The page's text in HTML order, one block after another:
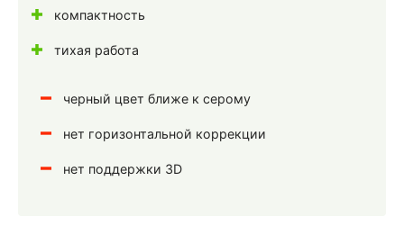
компактность
тихая работа
черный цвет ближе к серому
нет горизонтальной коррекции
нет поддержки 3D